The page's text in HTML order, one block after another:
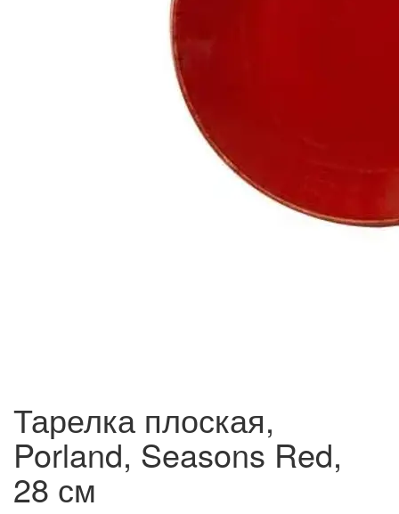
Тарелка плоская,
Porland, Seasons Red,
28 см